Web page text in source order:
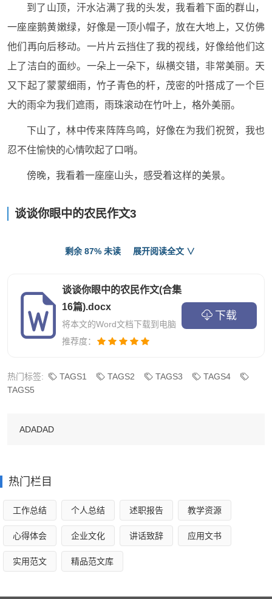
到了山顶，汗水沾满了我的头发，我看着下面的群山，
一座座鹅黄嫩绿，好像是一顶小帽子，放在大地上，又仿佛
他们再向后移动。一片片云挡住了我的视线，好像给他们这
上了洁白的面纱。一朵上一朵下，纵横交错，非常美丽。天
又下起了蒙蒙细雨，竹子青色的杆，茂密的叶搭成了一个巨
大的雨伞为我们遮雨，雨珠滚动在竹叶上，格外美丽。
下山了，林中传来阵阵鸟鸣，好像在为我们祝贺，我也
忍不住愉快的心情吹起了口哨。
傍晚，我看着一座座山头，感受着这样的美景。
谈谈你眼中的农民作文3
乡村的景色，谁人不知谁人不晓，下面我就要来说说在
在一片一望无际的菜田里，第一眼就可以看到一个瓜架
竖立在眼前，夏天时如果你有幸能去看一下，还可以吃到很
多可口的葡萄呢！瓜架的下面还有青菜，那些青菜绿油油
的，看着都流口水，青菜旁还有一个个和轮胎大小的南瓜，
在这个菜园子的旁边，有一条又宽又长的小溪，小溪清
卵石，看，卵石间有多少可爱的小水塘啊！在小溪流的上面
处，一座小房子出现在我的眼前，这座小房子由白砖砌成的
屋顶是由黑瓦盖成的，多漂亮啊！
在房子的门前，还种了几株花，五颜六色，红色，白
色，粉色，蓝色，通通都有！它们朴素中带有几分华丽，显
出一派独特的农家风光！一旁还有一棵橘子树，上面有许许
剩余 87% 未读 展开阅读全文 ∨
谈谈你眼中的农民作文(合集
16篇).docx
将本文的Word文档下载到电脑
推荐度：
下载
热门标签: TAGS1 TAGS2 TAGS3
TAGS4
TAGS5
ADADAD
热门栏目
工作总结 个人总结 述职报告 教学资源
心得体会 企业文化 讲话致辞 应用文书
实用范文 精品范文库